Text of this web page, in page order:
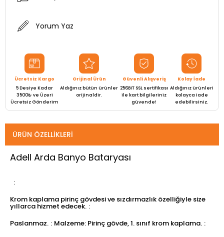
Yorum Yaz
Ücretsiz Kargo
5 Desiye Kadar
3500₺ ve Üzeri
Ücretsiz Gönderim
Orijinal Ürün
Aldığınız bütün ürünler
orijinaldir.
Güvenli Alışveriş
256BIT SSL sertifikası
ile kart bilgileriniz
güvende!
Kolay İade
Aldığınız ürünleri
kolayca iade
edebilirsiniz.
ÜRÜN ÖZELLIKLERI
Adell Arda Banyo Bataryası
Krom kaplama pirinç gövdesi ve sızdırmazlık özelliğiyle size
yıllarca hizmet edecek.
Paslanmaz.
Malzeme: Pirinç gövde, 1. sınıf krom kaplama.